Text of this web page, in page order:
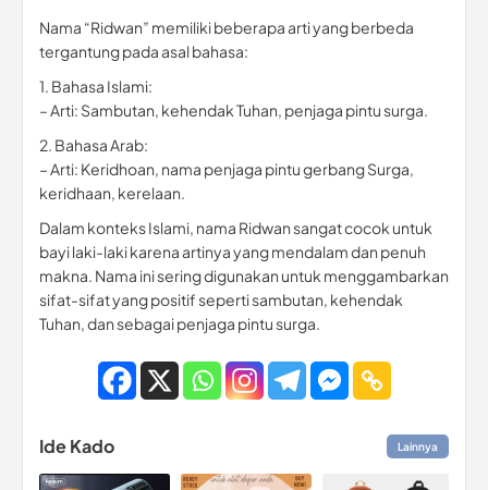
Nama “Ridwan” memiliki beberapa arti yang berbeda
tergantung pada asal bahasa:
1. Bahasa Islami:
– Arti: Sambutan, kehendak Tuhan, penjaga pintu surga.
2. Bahasa Arab:
– Arti: Keridhoan, nama penjaga pintu gerbang Surga,
keridhaan, kerelaan.
Dalam konteks Islami, nama Ridwan sangat cocok untuk
bayi laki-laki karena artinya yang mendalam dan penuh
makna. Nama ini sering digunakan untuk menggambarkan
sifat-sifat yang positif seperti sambutan, kehendak
Tuhan, dan sebagai penjaga pintu surga.
Ide Kado Lainnya